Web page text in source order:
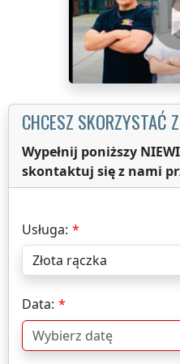
CHCESZ SKORZYSTAĆ
Wypełnij poniższy
skontaktuj się z nami
Usługa:
Data: